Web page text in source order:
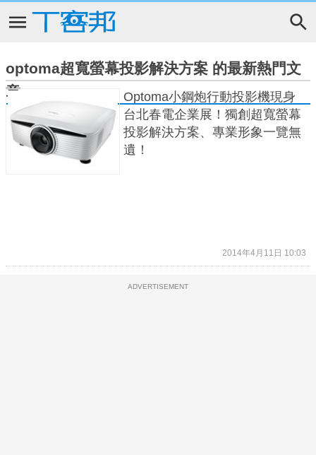
optoma超寬螢幕投影解決方案 的最新熱門文
章
Optoma小鋼炮行動投影機現身
台北春電企業展！獨創超寬螢幕
投影解決方案、專業形象一覽無
遺！
2014年4月11日 10:03
ADVERTISEMENT